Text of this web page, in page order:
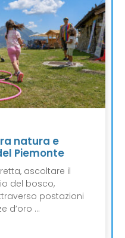
natura e
Piemonte
ascoltare il
del bosco,
postazioni
d’oro ...